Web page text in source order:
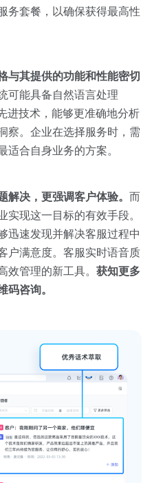
务套餐，以确保获得最高性
与其提供的功能和性能密切
可能具备自然语言处理
进技术，能够更准确地分析
察。企业在选择服务时，需
适合自身业务的方案。
解决，更强调客户体验。 而
实现这一目标的有效手段。
迅速发现并解决客服过程中
户满意度。客服实时语音质
效管理的新工具。 获知更多
码咨询。